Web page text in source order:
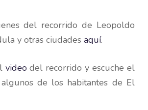
del recorrido de Leopoldo
y otras ciudades aquí.
videodel recorrido y escuche el
de los habitantes de El